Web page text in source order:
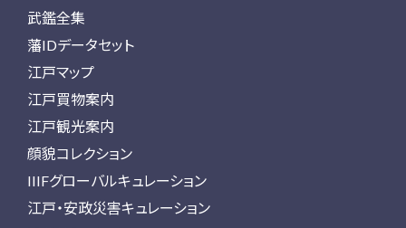
武鑑全集
藩IDデータセット
江戸マップ
江戸買物案内
江戸観光案内
顔貌コレクション
IIIFグローバルキュレーション
江戸・安政災害キュレーション